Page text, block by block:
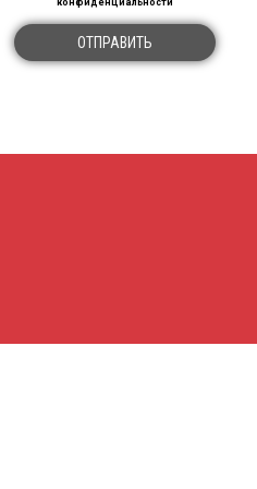
конфиденциальности
ОТПРАВИТЬ